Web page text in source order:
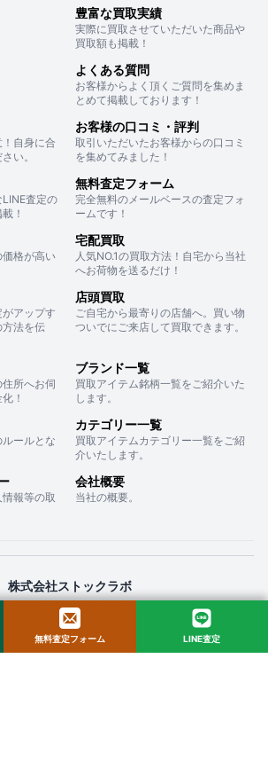
豊富な買取実績
実際に買取させていただいた商品や
買取額も掲載！
よくある質問
お客様からよく頂くご質問を集めま
とめて掲載しております！
自身に合
い。
お客様の口コミ・評判
取引いただいたお客様からの口コミ
を集めてみました！
査定の
！
無料査定フォーム
完全無料のメールベースの査定フォ
ームです！
格が高い
宅配買取
人気NO.1の買取方法！自宅から当社
へお荷物を送るだけ！
アップす
方法を伝
店頭買取
ご自宅から最寄りの店舗へ。買い物
ついでにご来店して買取できます。
所へお伺
！
ブランド一覧
買取アイテム銘柄一覧をご紹介いた
します。
ールとな
カテゴリー一覧
買取アイテムカテゴリー一覧をご紹
介いたします。
報等の取
会社概要
当社の概要。
株式会社ストックラボ
区新宿２丁目１２−１６ セントフォービル ２０３
StockLab. All Rights Reserved.
無料査定フォーム LINE査定